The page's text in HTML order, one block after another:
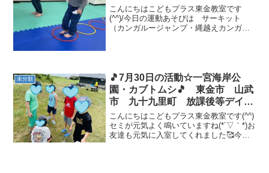
🎵 東金市 山武市 九十九里
町 放課後等デイサービス 児童
発達支援 運動療育 教室見学
こんにちはこどもプラス東金教室です
(^^)/今日の運動あそびは サーキット
（カンガルージャンプ・縄越えカンガル
未分類
🎵7月30日の活動☆一宮海岸公
園・カブトムシ🎵 東金市 山武
市 九十九里町 放課後等デイサ
ービス 児童発達支援 運動療
育 教室見学
こんにちはこどもプラス東金教室です(^^)
セミが元気よく鳴いていますね(*´▽｀*)お
友達も元気に入室してくれました🥰今日